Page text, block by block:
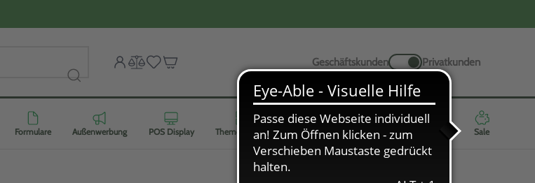
Geschäftskunden Privatkunden
Formulare Außenwerbung POS Display Themenwelten Werbeartikel Neuheiten Sale